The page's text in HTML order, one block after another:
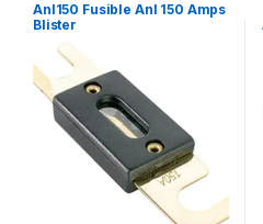
Anl150 Fusible Anl 150 Amps
Blister